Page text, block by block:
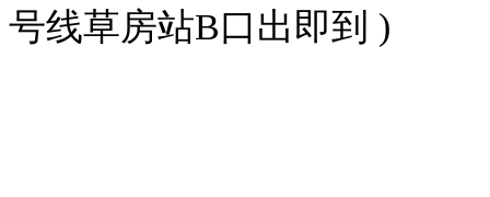
号线草房站B口出即到 )